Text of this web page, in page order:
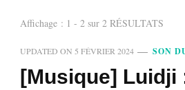
Affichage : 1 - 2 sur 2 RÉSULTATS
UPDATED ON 5 FÉVRIER 2024 SON
[Musique] Luidji